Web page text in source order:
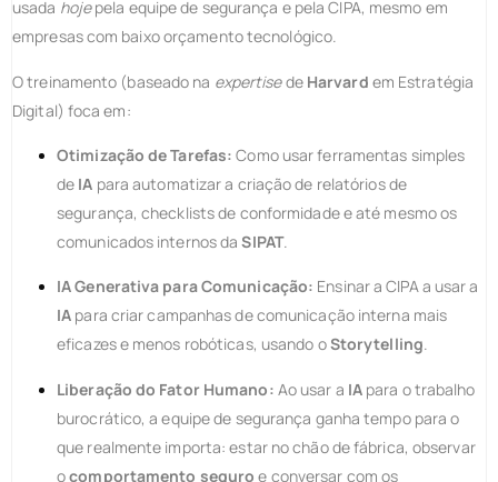
usada hojepela equipe de segurança e pela CIPA, mesmo em
empresas com baixo orçamento tecnológico.
O treinamento (baseado na expertisede Harvard em Estratégia
Digital) foca em:
Otimização de Tarefas: Como usar ferramentas simples
de IA para automatizar a criação de relatórios de
segurança, checklists de conformidade e até mesmo os
comunicados internos daSIPAT.
IA Generativa para Comunicação: Ensinar a CIPA a usar a
IA para criar campanhas de comunicação interna mais
eficazes e menos robóticas, usando oStorytelling.
Liberação do Fator Humano: Ao usar a IApara o trabalho
burocrático, a equipe de segurança ganha tempo para o
que realmente importa: estar no chão de fábrica, observar
ocomportamento seguro e conversar com os